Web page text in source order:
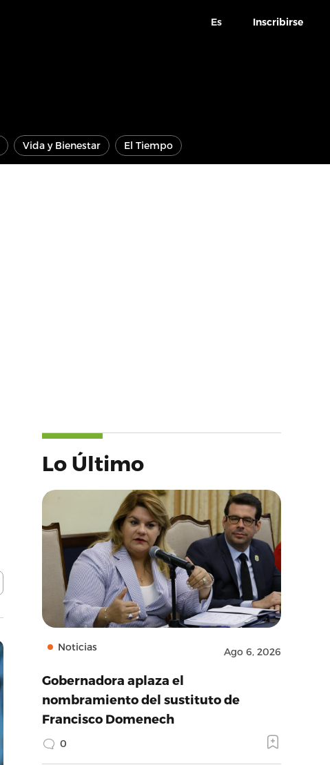
Es Inscribirse
Vida y Bienestar El Tiempo
Lo Último
Noticias Ago 6, 2026
Gobernadora aplaza el
nombramiento del sustituto de
Francisco Domenech
0